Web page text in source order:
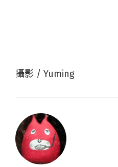
攝影 / Yuming